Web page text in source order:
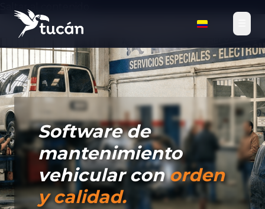
Saltar al contenido
Tucán TMS›Soluciones Mantenimiento Vehicular
Software de
mantenimiento
vehicular conorden
y calidad.